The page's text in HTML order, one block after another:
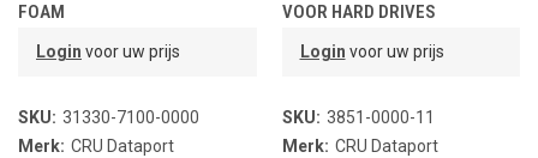
FOAM
Login voor uw prijs
SKU: 31330-7100-0000
Merk: CRU Dataport
VOOR HARD DRIVES
Login voor uw prijs
SKU: 3851-0000-11
Merk: CRU Dataport